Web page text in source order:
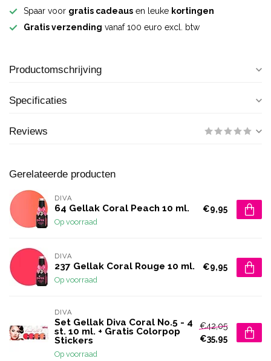
Spaar voor gratis cadeaus en leuke kortingen
Gratis verzending vanaf 100 euro excl. btw
Productomschrijving
Specificaties
Reviews
Gerelateerde producten
DIVA
64 Gellak Coral Peach 10 ml.
Op voorraad
€9,95
DIVA
237 Gellak Coral Rouge 10 ml.
Op voorraad
€9,95
DIVA
Set Gellak Diva Coral No.5 - 4
st. 10 ml. + Gratis Colorpop
Stickers
Op voorraad
€42,05
€35,95